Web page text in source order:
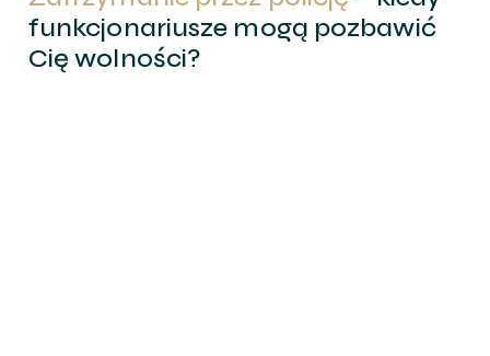
funkcjonariusze mogą pozbawić
Cię wolności?